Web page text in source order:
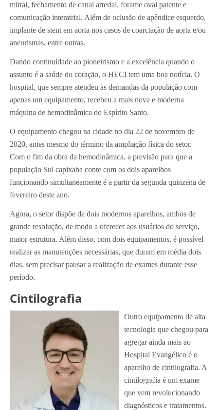
mitral, fechamento de canal arterial, forame oval patente e
comunicação interatrial. Além de oclusão de apêndice esquerdo,
implante de stent em aorta nos casos de coarctação de aorta e/ou
aneurismas, entre outras.
Dando continuidade ao pioneirismo e a excelência quando o
assunto é a saúde do coração, o HECI tem uma boa notícia. O
hospital, que sempre atendeu às demandas da população com
apenas um equipamento, recebeu a mais nova e moderna
máquina de hemodinâmica do Espírito Santo.
O equipamento chegou na cidade no dia 22 de novembro de
2020, antes mesmo do término da ampliação física do setor.
Com o fim da obra da hemodinâmica, a previsão para que a
população Sul capixaba conte com os dois aparelhos
funcionando simultaneamente é a partir da segunda quinzena de
fevereiro deste ano.
Agora, o setor dispõe de dois modernos aparelhos, ambos de
grande resolução, de modo a oferecer aos usuários do serviço,
maior estrutura. Além disso, com dois equipamentos, é possível
realizar as manutenções necessárias, que duram em média dois
dias, sem precisar pausar a realização de exames durante esse
período.
Cintilografia
Outro equipamento de alta
tecnologia que chegou para
agregar ainda mais ao
Hospital Evangélico é o
aparelho de cintilografia. A
cintilografia é um exame
que vem revolucionando
diagnósticos e tratamentos.